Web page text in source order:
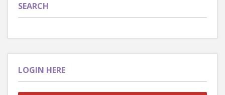
SEARCH
LOGIN HERE